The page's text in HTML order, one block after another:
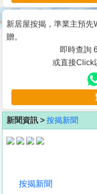
宅
谷
按
客
地
產
新居屋按揭，準業主預先
贈。
即時查詢
或直接Click
新聞資訊 > 按揭新聞
按揭新聞